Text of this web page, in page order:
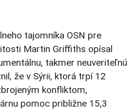
tajomníka OSN pre
Martin Griffiths opísal
takmer neuveriteľnú
že v Sýrii, ktorá trpí 12
konfliktom,
pomoc približne 15,3